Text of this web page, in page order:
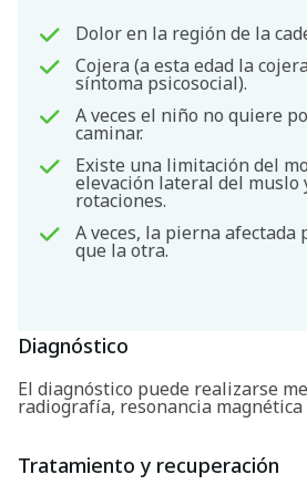
Dolor en la región de la
Cojera (a esta edad la
síntoma psicosocial).
A veces el niño no quiere
caminar.
Existe una limitación del
elevación lateral del muslo
rotaciones.
A veces, la pierna afectada
que la otra.
Diagnóstico
El diagnóstico puede realizarse
radiografía, resonancia magnética
Tratamiento y recuperación